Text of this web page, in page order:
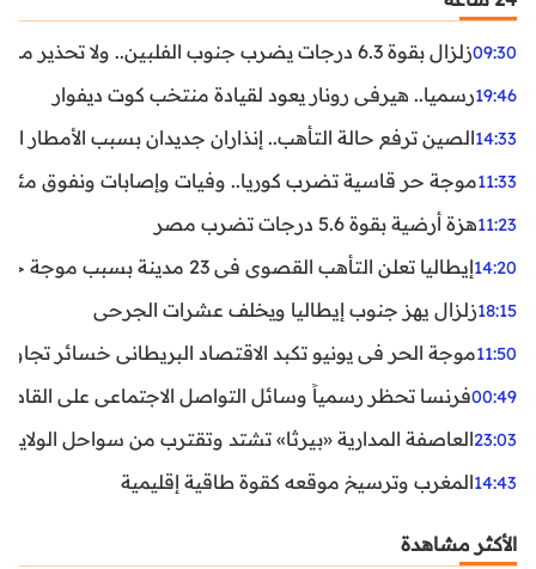
09:30زلزال بقوة 6.3 درجات يضرب جنوب الفلبين.. ولا تحذير من تسونامي حتى الآن
19:46رسميا.. هيرفي رونار يعود لقيادة منتخب كوت ديفوار
14:33الصين ترفع حالة التأهب.. إنذاران جديدان بسبب الأمطار
11:33موجة حر قاسية تضرب كوريا.. وفيات وإصابات ونفوق مئات
11:23هزة أرضية بقوة 5.6 درجات تضرب مصر
14:20إيطاليا تعلن التأهب القصوى في 23 مدينة بسبب موجة حر شديدة
18:15زلزال يهز جنوب إيطاليا ويخلف عشرات الجرحى
11:50موجة الحر في يونيو تكبد الاقتصاد البريطاني خسائر تجاوزت 1.5 مليار
00:49فرنسا تحظر رسمياً وسائل التواصل الاجتماعي على القاصرين
23:03العاصفة المدارية «بيرثا» تشتد وتقترب من سواحل
14:43المغرب وترسيخ موقعه كقوة طاقية إقليمية
الأكثر مشاهدة